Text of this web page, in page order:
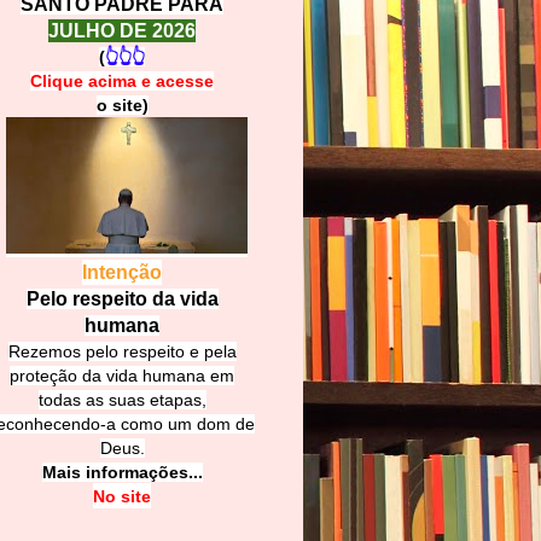
SANTO PADRE PARA
JULHO DE 2026
(👆👆👆
Clique acima e acesse
o site)
Intenção
Pelo respeito da vida
humana
Rezemos pelo respeito e pela
proteção da vida humana em
todas as suas etapas,
a como um dom de
Deus.
Mais informações...
No site